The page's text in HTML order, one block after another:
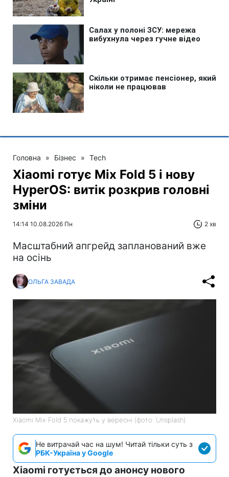
Головна » Бізнес » Tech
Xiaomi готує Mix Fold 5 і нову
HyperOS: витік розкрив головні
зміни
14:14 10.08.2026 Пн 2 хв
Масштабний апгрейд запланований вже
на осінь
ОЛЬГА ЗАВАДА
Xiaomi Mix Fold 5 покажуть у вересні (фото: Unsplash)
Не витрачай час на шум! Читай тільки суть з
РБК-Україна у Google
Xiaomi готується до анонсу нового